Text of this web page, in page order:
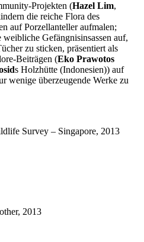
Projekten (Hazel Lim,
die reiche Flora des
auf Porzellanteller aufmalen;
weibliche Gefängnisinsassen auf,
zu sticken, präsentiert als
Beiträgen (Eko Prawotos
s Holzhütte (Indonesien)) auf
wenige überzeugende Werke zu
Survey – Singapore, 2013
2013